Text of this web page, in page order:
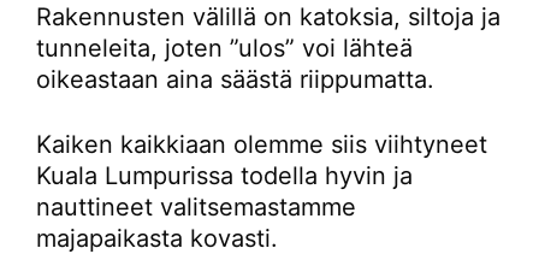
Rakennusten välillä on katoksia, siltoja ja
tunneleita, joten ”ulos” voi lähteä
oikeastaan aina säästä riippumatta.
Kaiken kaikkiaan olemme siis viihtyneet
Kuala Lumpurissa todella hyvin ja
nauttineet valitsemastamme
majapaikasta kovasti.